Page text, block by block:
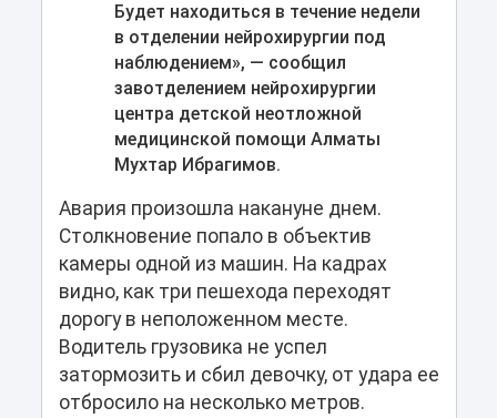
Будет находиться в течение недели
в отделении нейрохирургии под
наблюдением», — сообщил
завотделением нейрохирургии
центра детской неотложной
медицинской помощи Алматы
Мухтар Ибрагимов.
Авария произошла накануне днем.
Столкновение попало в объектив
камеры одной из машин. На кадрах
видно, как три пешехода переходят
дорогу в неположенном месте.
Водитель грузовика не успел
затормозить и сбил девочку, от удара ее
отбросило на несколько метров.